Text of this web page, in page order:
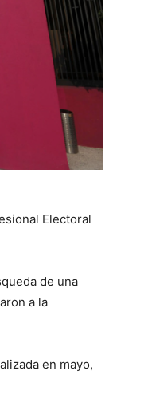
Electoral
de una
a la
en mayo,